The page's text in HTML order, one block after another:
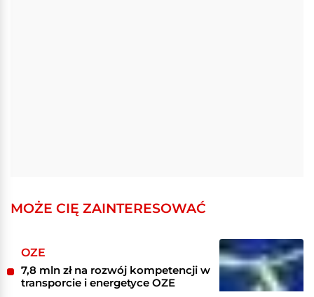
MOŻE CIĘ ZAINTERESOWAĆ
OZE
7,8 mln zł na rozwój kompetencji w
transporcie i energetyce OZE